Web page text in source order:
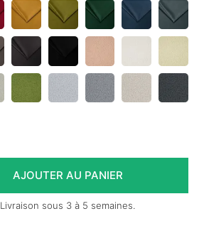
Livraison sous 3 à 5 semaines.